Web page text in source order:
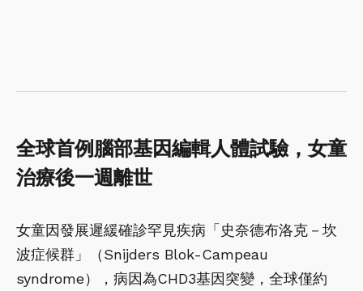
全球首例腦部基因編輯人體試驗，女童
治療後一週離世
女童因發展遲緩確診罕見疾病「史奈德布洛克－坎
波症候群」（Snijders Blok-Campeau
syndrome），病因為CHD3基因突變，全球僅約